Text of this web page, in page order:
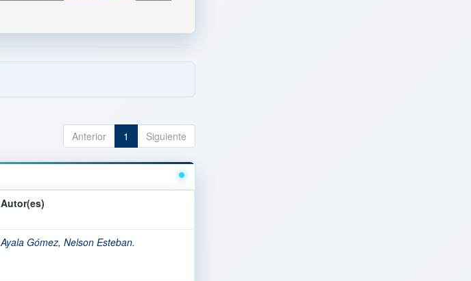
Anterior 1 Siguiente
Autor(es)
Ayala Gómez, Nelson Esteban.